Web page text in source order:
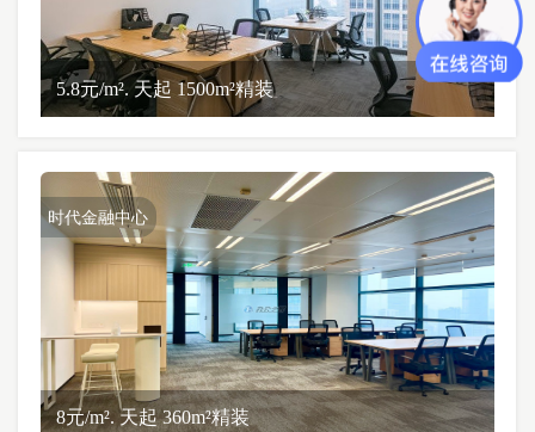
5.8元/m². 天起 1500m²精装
时代金融中心
8元/m². 天起 360m²精装